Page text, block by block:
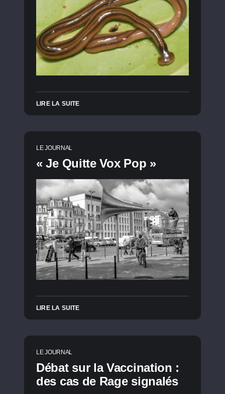
LIRE LA SUITE
LE JOURNAL
« Je Quitte Vox Pop »
LIRE LA SUITE
LE JOURNAL
Débat sur la Vaccination :
des cas de Rage signalés